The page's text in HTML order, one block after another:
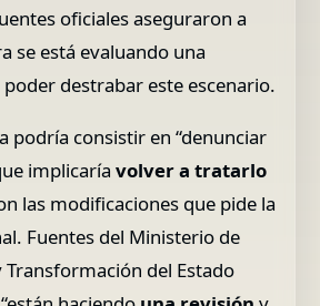
oficiales aseguraron a
se está evaluando una
destrabar este escenario.
podría consistir en “denunciar
implicaríavolver a tratarlo
las modificaciones que pide la
Fuentes del Ministerio de
Transformación del Estado